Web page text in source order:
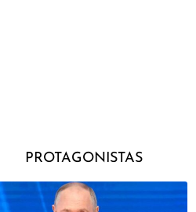
PROTAGONISTAS